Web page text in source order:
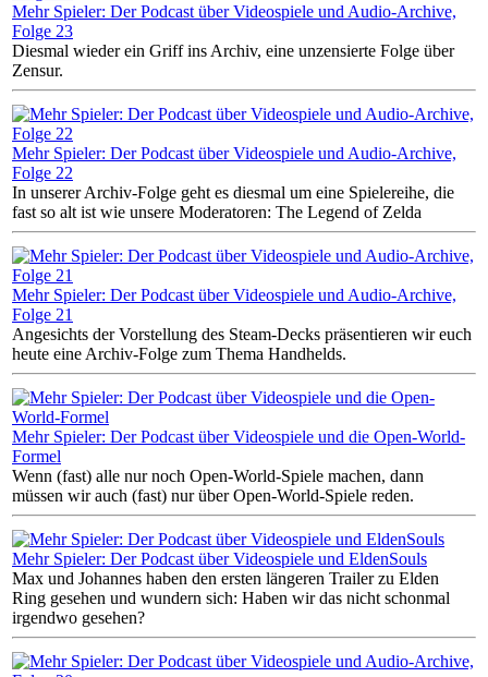
Mehr Spieler: Der Podcast über Videospiele und Audio-Archive,
Folge 23
Diesmal wieder ein Griff ins Archiv, eine unzensierte Folge über
Zensur.
Mehr Spieler: Der Podcast über Videospiele und Audio-Archive,
Folge 22
In unserer Archiv-Folge geht es diesmal um eine Spielereihe, die
fast so alt ist wie unsere Moderatoren: The Legend of Zelda
Mehr Spieler: Der Podcast über Videospiele und Audio-Archive,
Folge 21
Angesichts der Vorstellung des Steam-Decks präsentieren wir euch
heute eine Archiv-Folge zum Thema Handhelds.
Mehr Spieler: Der Podcast über Videospiele und die Open-World-
Formel
Wenn (fast) alle nur noch Open-World-Spiele machen, dann
müssen wir auch (fast) nur über Open-World-Spiele reden.
Mehr Spieler: Der Podcast über Videospiele und EldenSouls
Max und Johannes haben den ersten längeren Trailer zu Elden
Ring gesehen und wundern sich: Haben wir das nicht schonmal
irgendwo gesehen?